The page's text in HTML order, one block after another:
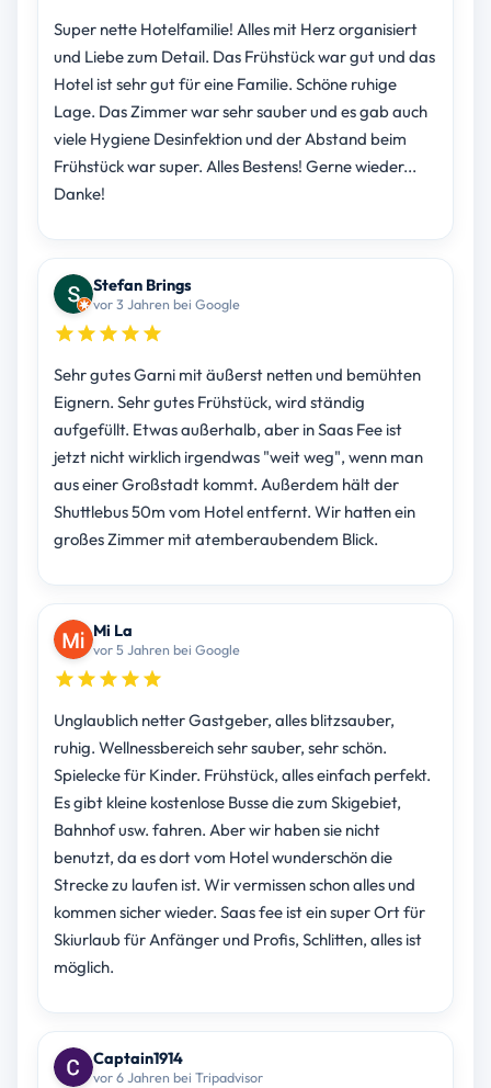
Super nette Hotelfamilie! Alles mit Herz organisiert
und Liebe zum Detail. Das Frühstück war gut und das
Hotel ist sehr gut für eine Familie. Schöne ruhige
Lage. Das Zimmer war sehr sauber und es gab auch
viele Hygiene Desinfektion und der Abstand beim
Frühstück war super. Alles Bestens! Gerne wieder...
Danke!
Stefan Brings
vor 3 Jahren bei Google
Sehr gutes Garni mit äußerst netten und bemühten
Eignern. Sehr gutes Frühstück, wird ständig
aufgefüllt. Etwas außerhalb, aber in Saas Fee ist
jetzt nicht wirklich irgendwas "weit weg", wenn man
aus einer Großstadt kommt. Außerdem hält der
Shuttlebus 50m vom Hotel entfernt. Wir hatten ein
großes Zimmer mit atemberaubendem Blick.
Mi La
vor 5 Jahren bei Google
Unglaublich netter Gastgeber, alles blitzsauber,
ruhig. Wellnessbereich sehr sauber, sehr schön.
Spielecke für Kinder. Frühstück, alles einfach perfekt.
Es gibt kleine kostenlose Busse die zum Skigebiet,
Bahnhof usw. fahren. Aber wir haben sie nicht
benutzt, da es dort vom Hotel wunderschön die
Strecke zu laufen ist. Wir vermissen schon alles und
kommen sicher wieder. Saas fee ist ein super Ort für
Skiurlaub für Anfänger und Profis, Schlitten, alles ist
möglich.
Captain1914
vor 6 Jahren bei Tripadvisor